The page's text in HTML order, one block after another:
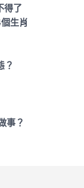
得了
生肖
？
事？